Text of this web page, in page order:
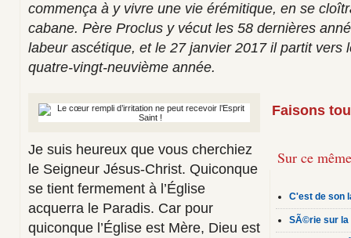
commença à y vivre une vie érémitique, en se
cabane. Père Proclus y vécut les 58 dernières
labeur ascétique, et le 27 janvier 2017 il partit vers
quatre-vingt-neuvième année.
Sur ce
C'est de son
SÃ©rie sur la
Faisons
Je suis heureux que vous cherchiez
le Seigneur Jésus-Christ. Quiconque
se tient fermement à l’Église
acquerra le Paradis. Car pour
quiconque l’Église est Mère, Dieu est